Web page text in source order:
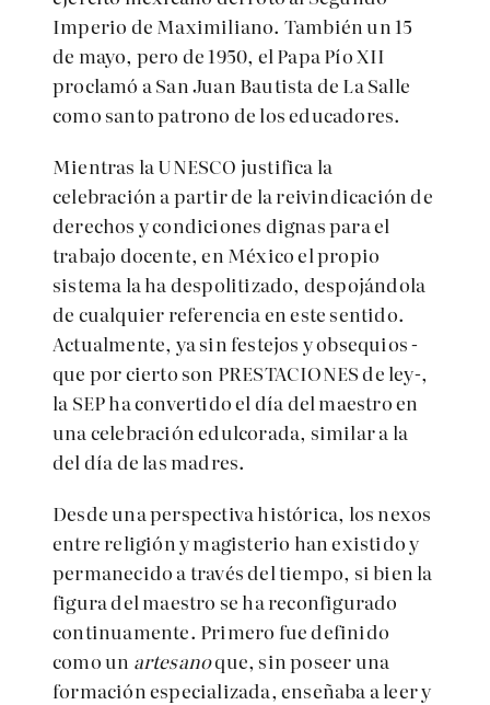
Imperio de Maximiliano. También un 15
de mayo, pero de 1950, el Papa Pío XII
proclamó a San Juan Bautista de La Salle
como santo patrono de los educadores.
Mientras la UNESCO justifica la
celebración a partir de la reivindicación de
derechos y condiciones dignas para el
trabajo docente, en México el propio
sistema la ha despolitizado, despojándola
de cualquier referencia en este sentido.
Actualmente, ya sin festejos y obsequios -
que por cierto son PRESTACIONES de ley-,
la SEP ha convertido el día del maestro en
una celebración edulcorada, similar a la
del día de las madres.
Desde una perspectiva histórica, los nexos
entre religión y magisterio han existido y
permanecido a través del tiempo, si bien la
figura del maestro se ha reconfigurado
continuamente. Primero fue definido
como un artesanoque, sin poseer una
formación especializada, enseñaba a leer y